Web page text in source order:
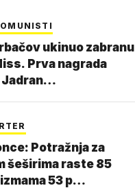
ukinuo zabranu
nagrada
Jadran…
Potražnja za
šeširima raste 85
53 p…